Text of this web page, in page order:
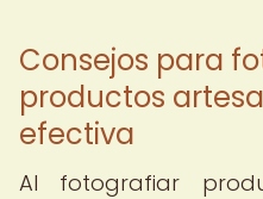
Consejos para
productos
efectiva
Al fotografiar